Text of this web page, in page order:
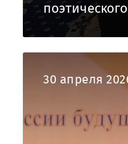
30 апреля